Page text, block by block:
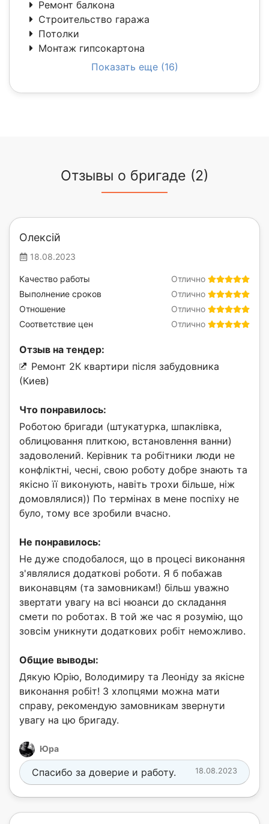
Ремонт балкона
Строительство гаража
Потолки
Монтаж гипсокартона
Показать еще (16)
Отзывы о бригаде (2)
Олексій
18.08.2023
Отлично
Качество работы
Отлично
Выполнение сроков
Отлично
Отношение
Отлично
Соответствие цен
Отзыв на тендер:
Ремонт 2К квартири після забудовника
(Киев)
Что понравилось:
Роботою бригади (штукатурка, шпаклівка,
облицювання плиткою, встановлення ванни)
задоволений. Керівник та робітники люди не
конфліктні, чесні, свою роботу добре знають та
якісно її виконують, навіть трохи більше, ніж
домовлялися)) По термінах в мене поспіху не
було, тому все зробили вчасно.
Не понравилось:
Не дуже сподобалося, що в процесі виконання
з'являлися додаткові роботи. Я б побажав
виконавцям (та замовникам!) більш уважно
звертати увагу на всі нюанси до складання
смети по роботах. В той же час я розумію, що
зовсім уникнути додаткових робіт неможливо.
Общие выводы:
Дякую Юрію, Володимиру та Леоніду за якісне
виконання робіт! З хлопцями можна мати
справу, рекомендую замовникам звернути
увагу на цю бригаду.
Юра
18.08.2023
Спасибо за доверие и работу.